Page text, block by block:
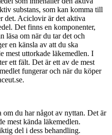
substans, som kan komma till
det. Aciclovir är det aktiva
Det finns en komponenter,
läsa om när du tar det och
en känsla av att du ska
mest uttorkade läkemedlen. I
ett fält. Det är ett av de mest
fungerar och när du köper
om du har något av nyttan. Det är
mest kända läkemedlen.
del i dess behandling.